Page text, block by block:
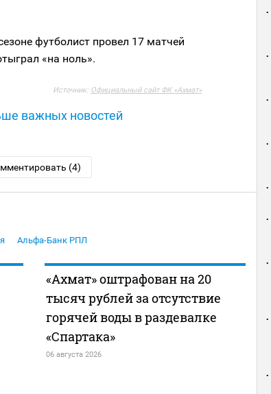
футболист провел 17 матчей
«на ноль».
Источник: Официальный сайт ФК «Ахмат»
важных новостей
(4)
Альфа-Банк РПЛ
«Ахмат» оштрафован на 20
тысяч рублей за отсутствие
горячей воды в раздевалке
«Спартака»
06 августа 2026